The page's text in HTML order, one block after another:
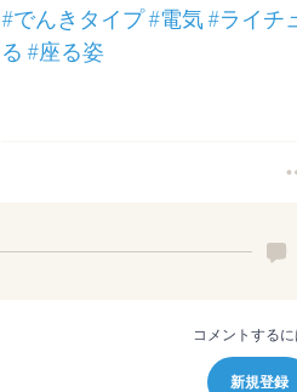
#でんきタイプ#電気#ライチ
る #座る姿
コメントする
新規登録